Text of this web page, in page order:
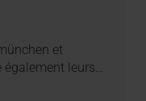
et
également leurs…